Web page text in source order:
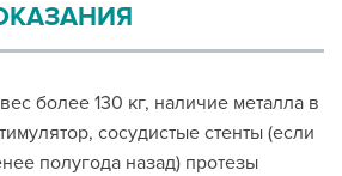
более 130 кг, наличие металла в
сосудистые стенты (если
полугода назад) протезы